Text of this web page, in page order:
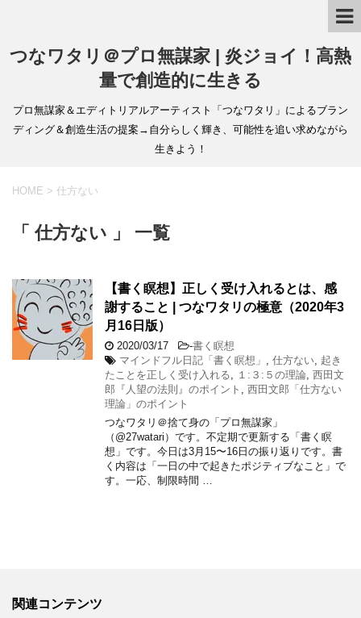
つなワタリ＠プロ無謀家 | 炎ジョイ！高熱
量で創造的に生きる
プロ無謀家＆エディトリアルアーティスト「つなワタリ」によるブラン
ディング＆創造生活の提案→自分らしく輝き、可能性を追い求めながら
生きよう！
HOME > 仕方ない
「 仕方ない 」 一覧
【書く瞑想】正しく受け入れるとは、感
謝すること | つなワタリの極意（2020年3
月16日版）
2020/03/17 -書く瞑想
マインドフル日記「書く瞑想」
仕方ない 起き
たことを正しく受け入れる
１:３:５の理論 西田文
郎『人望の法則』のポイント
西田文郎「仕方ない
理論」のポイント
つなワタリ＠捨て身の「プロ無謀家」
（@27watari）です。不定期で更新する「書く瞑
想」です。今日は3月15〜16日の振り返りです。書
く内容は「一日の中で起きたポジティブなこと」で
す。一応、制限時間 …
関連コンテンツ